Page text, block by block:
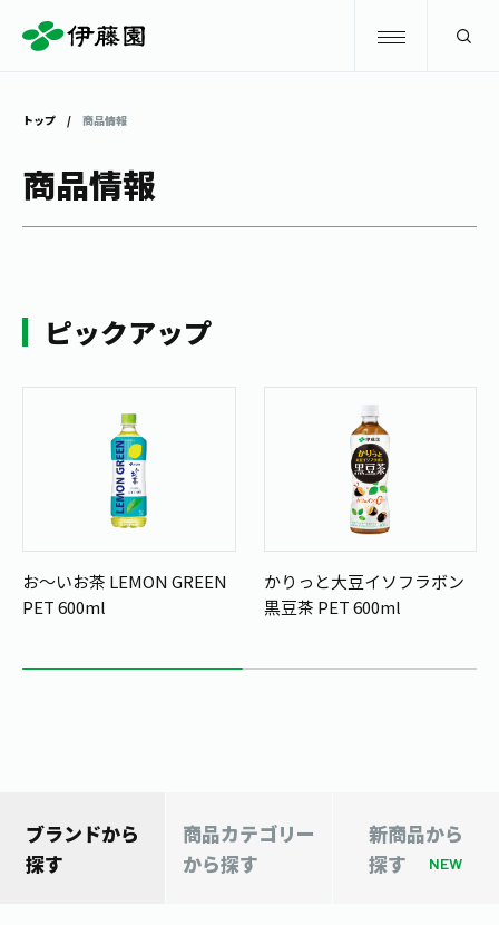
お〜いお茶
TULLY'S COFFEE
1日分の野菜
商品情報
ブランドから探す
カテゴリーから探す
安全・安心への取組み
お茶を知る・楽しむ
お茶のいれ方
動画ギャラリー
レシピ集
茶産地育成事業
体験・イベント
体験・イベント
工場見学
お茶の複合型博物館
Green Tea for Good
店舗・通販
伊藤園の店舗トップ
茶寮伊藤園
お客様相談室
企業情報 GLOBAL
トップ 商品情報
商品情報
ピックアップ
お～いお茶 LEMON GREEN
PET 600ml
かりっと大豆イソフラボン
黒豆茶 PET 600ml
ブランドから
探す
商品カテゴリー
から探す
新商品から
探す
NEW